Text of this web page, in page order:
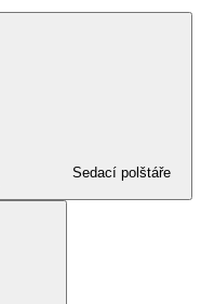
Sedací polštáře